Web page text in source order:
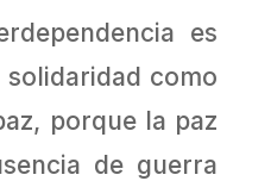
es
como
porque la paz
de guerra